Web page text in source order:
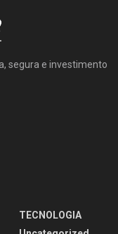
segura e investimento
TECNOLOGIA